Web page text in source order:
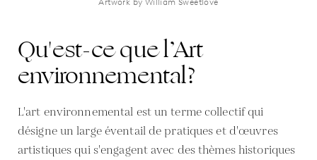
Qu'est-ce que l’Art
environnemental?
L'art environnemental est un terme collectif qui
désigne un large éventail de pratiques et d'œuvres
artistiques qui s'engagent avec des thèmes historiques